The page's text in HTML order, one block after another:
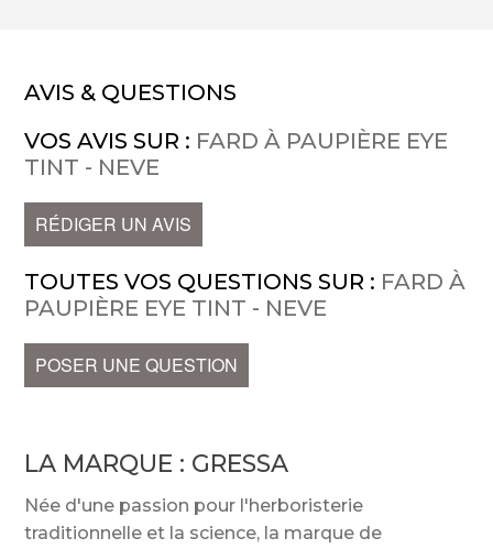
AVIS & QUESTIONS
VOS AVIS SUR : FARD À PAUPIÈRE EYE
TINT - NEVE
RÉDIGER UN AVIS
TOUTES VOS QUESTIONS SUR : FARD À
PAUPIÈRE EYE TINT - NEVE
POSER UNE QUESTION
LA MARQUE : GRESSA
Née d'une passion pour l'herboristerie
traditionnelle et la science, la marque de